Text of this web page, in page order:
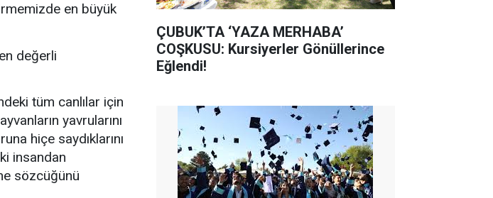
en büyük
değerli
tüm canlılar için
yavrularını
hiçe saydıklarını
insandan
sözcüğünü
ÇUBUK’TA ‘YAZA MERHABA’
COŞKUSU: Kursiyerler Gönüllerince
Eğlendi!